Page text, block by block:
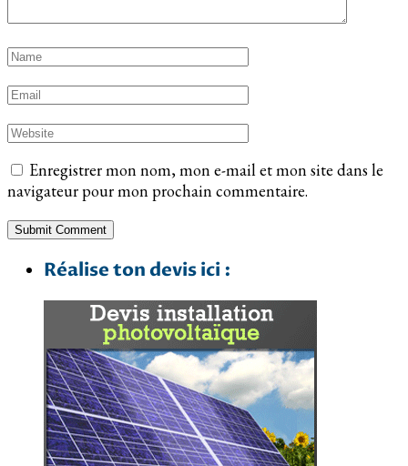
Enregistrer mon nom, mon e-mail et mon site dans le
navigateur pour mon prochain commentaire.
Réalise ton devis ici :